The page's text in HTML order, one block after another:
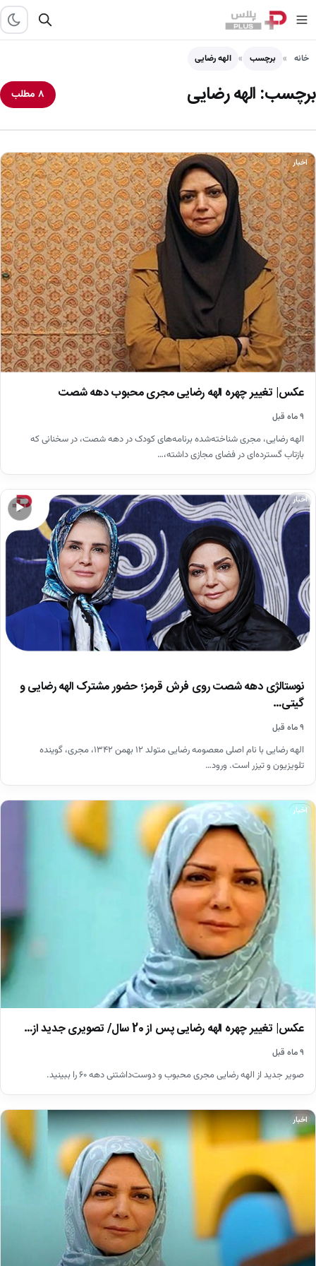
خانه برچسب الهه رضایی
برچسب: الهه رضایی ۸ مطلب
اخبار
عکس| تغییر چهره الهه رضایی مجری محبوب دهه شصت
۹ ماه قبل
الهه رضایی، مجری شناخته‌شده برنامه‌های کودک در دهه شصت، در سخنانی که
بازتاب گسترده‌ای در فضای مجازی داشته،…
▶
اخبار
نوستالژی دهه شصت روی فرش قرمز؛ حضور مشترک الهه رضایی و
گیتی…
۹ ماه قبل
الهه رضایی با نام اصلی معصومه رضایی متولد ۱۲ بهمن ۱۳۴۲، مجری، گوینده
تلویزیون و تیزر است. ورود…
اخبار
عکس| تغییر چهره الهه رضایی پس از 20 سال/ تصویری جدید از…
۹ ماه قبل
صویر جدید از الهه رضایی مجری محبوب و دوست‌داشتنی دهه ۶۰ را ببینید.
اخبار